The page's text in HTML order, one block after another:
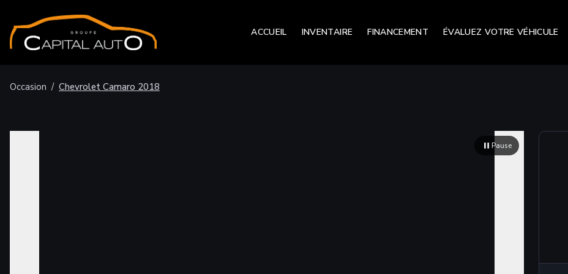
ACCUEIL INVENTAIRE FINANCEMENT ÉVALUEZ VOTRE VÉHICULE
Occasion / Chevrolet Camaro 2018
Pause